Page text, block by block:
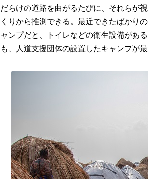
だらけの道路を曲がるたびに、それらが
くりから推測できる。最近できたばかり
ャンプだと、トイレなどの衛生設備があ
も、人道支援団体の設置したキャンプが最